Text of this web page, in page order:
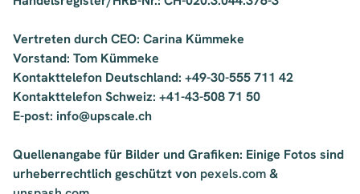
Vertreten durch CEO: Carina Kümmeke
Vorstand: Tom Kümmeke
Kontakttelefon Deutschland: +49-30-555 711 42
Kontakttelefon Schweiz: +41-43-508 71 50
E-post: info@upscale.ch
Quellenangabe für Bilder und Grafiken: Einige Fotos sind
urheberrechtlich geschützt von pexels.com&